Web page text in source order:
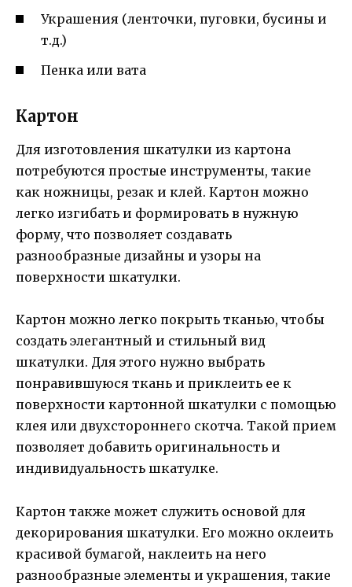
Украшения (ленточки, пуговки, бусины и
т.д.)
Пенка или вата
Картон
Для изготовления шкатулки из картона
потребуются простые инструменты, такие
как ножницы, резак и клей. Картон можно
легко изгибать и формировать в нужную
форму, что позволяет создавать
разнообразные дизайны и узоры на
поверхности шкатулки.
Картон можно легко покрыть тканью, чтобы
создать элегантный и стильный вид
шкатулки. Для этого нужно выбрать
понравившуюся ткань и приклеить ее к
поверхности картонной шкатулки с помощью
клея или двухстороннего скотча. Такой прием
позволяет добавить оригинальность и
индивидуальность шкатулке.
Картон также может служить основой для
декорирования шкатулки. Его можно оклеить
красивой бумагой, наклеить на него
разнообразные элементы и украшения, такие